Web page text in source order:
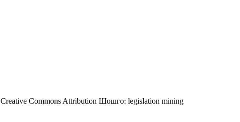
Creative Commons Attribution Шошго: legislation mining